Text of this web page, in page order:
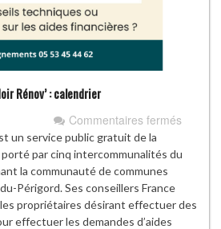
Rénov’ : calendrier
Commentaires ferméssur
:
un service public gratuit de la
par cinq intercommunalités du
la communauté de communes
Périgord. Ses conseillers France
les propriétaires désirant effectuer des
effectuer les demandes d’aides